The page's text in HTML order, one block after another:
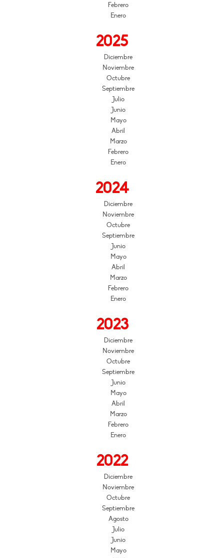
Febrero
Enero
2025
Diciembre
Noviembre
Octubre
Septiembre
Julio
Junio
Mayo
Abril
Marzo
Febrero
Enero
2024
Diciembre
Noviembre
Octubre
Septiembre
Junio
Mayo
Abril
Marzo
Febrero
Enero
2023
Diciembre
Noviembre
Octubre
Septiembre
Junio
Mayo
Abril
Marzo
Febrero
Enero
2022
Diciembre
Noviembre
Octubre
Septiembre
Agosto
Julio
Junio
Mayo